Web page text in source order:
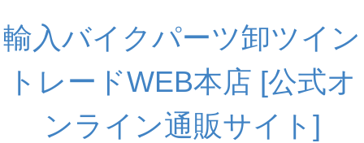
輸入バイクパーツ卸ツイン
トレードWEB本店 [公式オ
ンライン通販サイト]